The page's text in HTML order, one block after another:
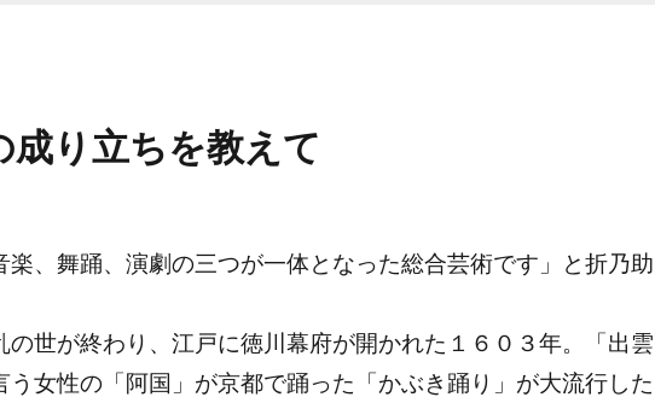
り立ちを教えて
、舞踊、演劇の三つが一体となった総合芸術です」と折乃助
世が終わり、江戸に徳川幕府が開かれた１６０３年。「出雲
う女性の「阿国」が京都で踊った「かぶき踊り」が大流行した